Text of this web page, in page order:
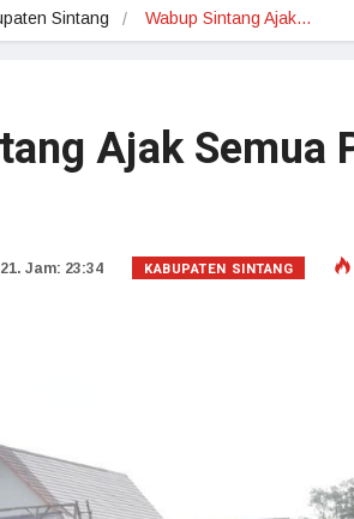
Sintang Wabup Sintang Ajak…
Ajak Semua
Jam: 23:34 KABUPATEN SINTANG